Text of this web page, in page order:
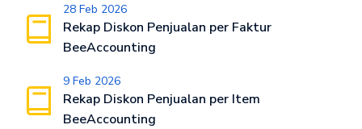
28 Feb 2026
Rekap Diskon Penjualan per Faktur
BeeAccounting
9 Feb 2026
Rekap Diskon Penjualan per Item
BeeAccounting